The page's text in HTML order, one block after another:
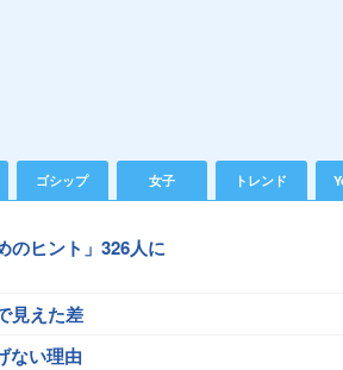
ゴシップ 女子 トレンド
のヒント」326人に
見えた差
ない理由